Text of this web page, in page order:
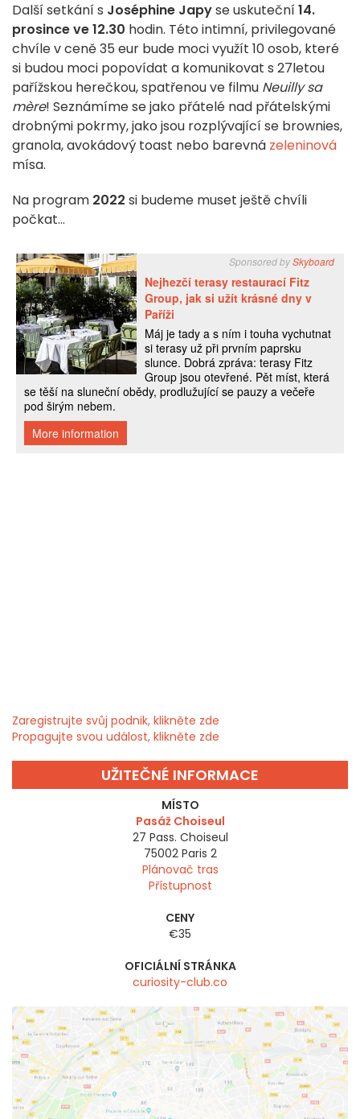
Další setkání s Joséphine Japyse uskuteční14.
prosince ve 12.30 hodin. Této intimní, privilegované
chvíle v ceně 35 eur bude moci využít 10 osob, které
si budou moci popovídat a komunikovat s 27letou
pařížskou herečkou, spatřenou ve filmu Neuilly sa
mère! Seznámíme se jako přátelé nad přátelskými
drobnými pokrmy, jako jsou rozplývající se brownies,
granola, avokádový toast nebo barevná zeleninová
mísa.
Na program 2022 si budeme muset ještě chvíli
počkat...
Zaregistrujte svůj podnik, klikněte zde
Propagujte svou událost, klikněte zde
UŽITEČNÉ INFORMACE
MÍSTO
Pasáž Choiseul
27 Pass. Choiseul
75002 Paris 2
Plánovač tras
Přístupnost
CENY
€35
OFICIÁLNÍ STRÁNKA
curiosity-club.co